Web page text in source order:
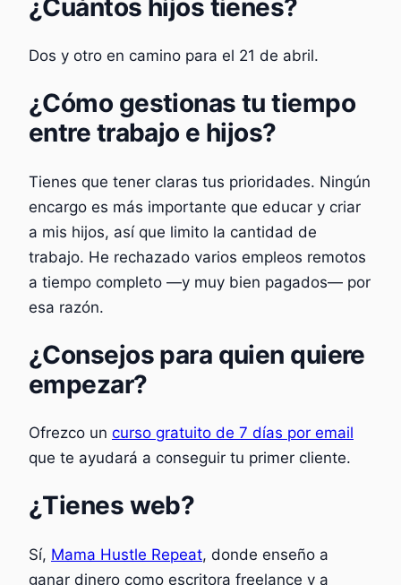
¿Cuántos hijos tienes?
Dos y otro en camino para el 21 de abril.
¿Cómo gestionas tu tiempo
entre trabajo e hijos?
Tienes que tener claras tus prioridades. Ningún
encargo es más importante que educar y criar
a mis hijos, así que limito la cantidad de
trabajo. He rechazado varios empleos remotos
a tiempo completo —y muy bien pagados— por
esa razón.
¿Consejos para quien quiere
empezar?
Ofrezco un curso gratuito de 7 días por email
que te ayudará a conseguir tu primer cliente.
¿Tienes web?
Sí, Mama Hustle Repeat, donde enseño a
ganar dinero como escritora freelance y a